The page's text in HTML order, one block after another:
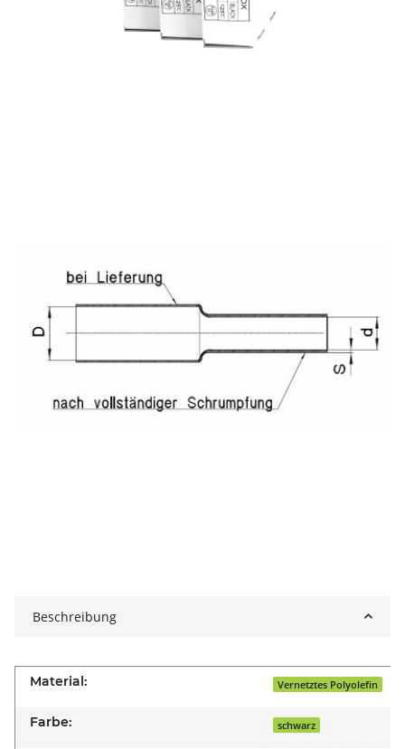
Beschreibung
Material: Vernetztes Polyolefin
Farbe: schwarz